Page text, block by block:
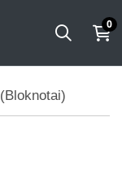
0
(Bloknotai)